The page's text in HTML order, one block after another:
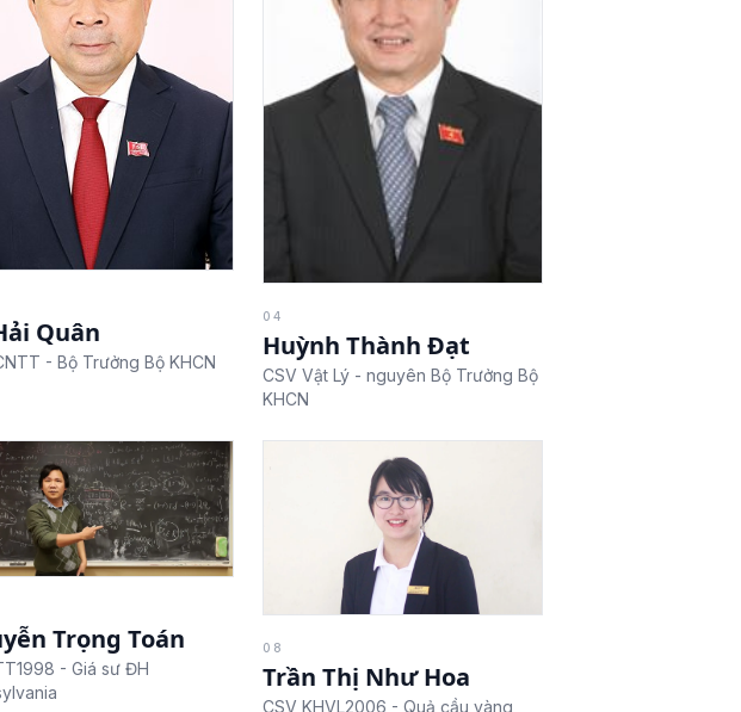
Quân
- Bộ Trưởng Bộ KHCN
04
Huỳnh Thành Đạt
CSV Vật Lý - nguyên Bộ Trưởng Bộ
KHCN
Trọng Toán
- Giá sư ĐH
08
Trần Thị Như Hoa
CSV KHVL2006 - Quả cầu vàng